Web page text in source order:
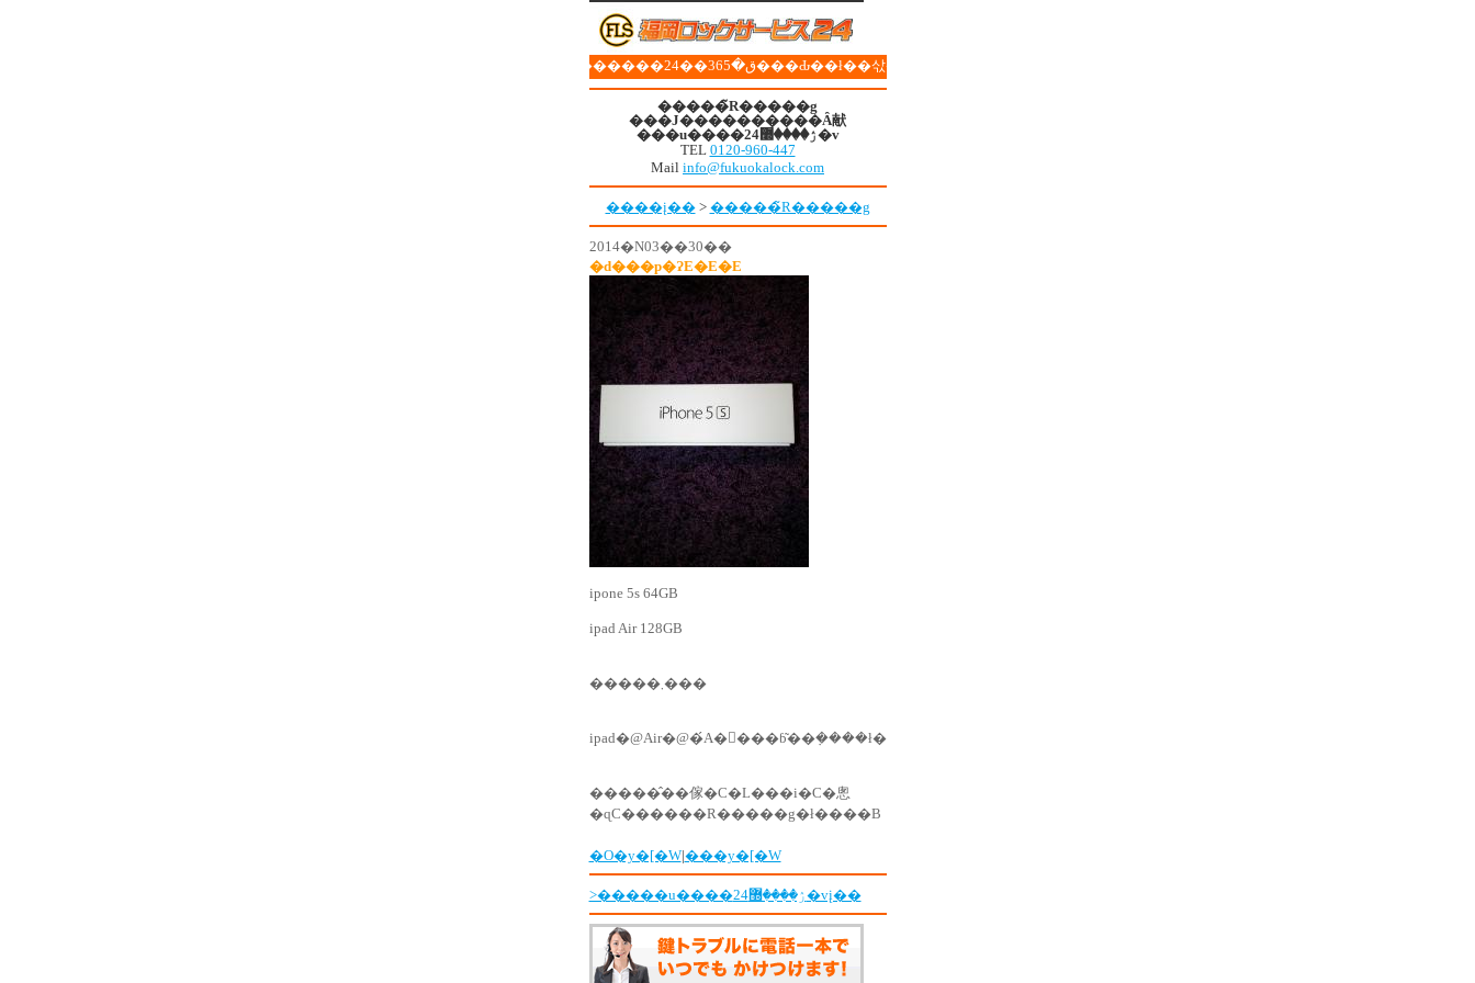
�����̃R�����g
���J����������Ȃ献
���u����ۯ����޽24�v
TEL 0120-960-447
Mail info@fukuokalock.com
����į��> �����̃R�����g
2014�N03��30��
�d���p�ɁE�E�E
ipone 5s 64GB
ipad Air 128GB
�����܂���
ipad�@Air�@�́A�񃖌���ɓ͂��݂����ł�
�����̂��傢�C�L���i�C�悤
�ɋC������R�����g�ł����B
�O�y�[�W|���y�[�W
>�����u����ۯ����޽24�vį��